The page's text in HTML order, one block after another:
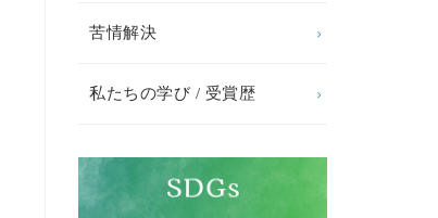
苦情解決
私たちの学び / 受賞歴